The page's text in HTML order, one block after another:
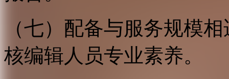
（七）配备与服务规模
核编辑人员专业素养。